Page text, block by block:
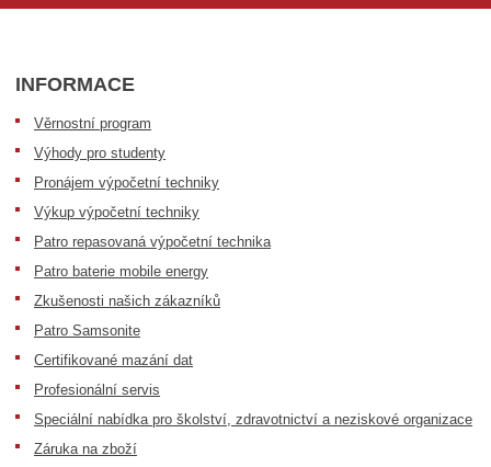
INFORMACE
Věrnostní program
Výhody pro studenty
Pronájem výpočetní techniky
Výkup výpočetní techniky
Patro repasovaná výpočetní technika
Patro baterie mobile energy
Zkušenosti našich zákazníků
Patro Samsonite
Certifikované mazání dat
Profesionální servis
Speciální nabídka pro školství, zdravotnictví a neziskové organizace
Záruka na zboží